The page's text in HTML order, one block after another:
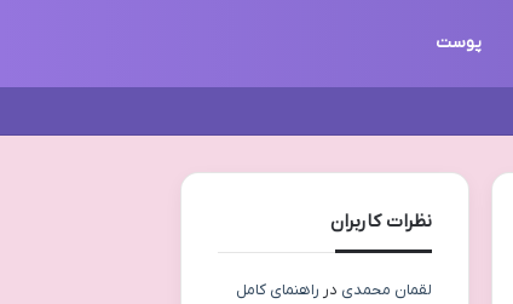
پوست
نظرات کاربران
لقمان محمدی در راهنمای کامل